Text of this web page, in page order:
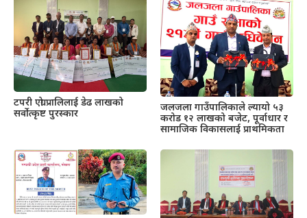
टपरी एग्रो प्रालिलाई डेढ लाखको
सर्वोत्कृष्ट पुरस्कार
जलजला गाउँपालिकाले ल्यायो ५३
करोड १२ लाखको बजेट, पूर्वाधार र
सामाजिक विकासलाई प्राथमिकता